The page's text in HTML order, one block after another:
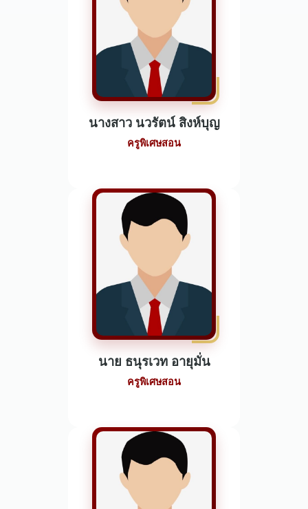
นางสาว นวรัตน์ สิงห์บุญ
ครูพิเศษสอน
นาย ธนุรเวท อายุมั่น
ครูพิเศษสอน